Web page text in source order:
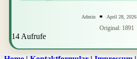
Admin April 28, 2026
Original: 1891
14 Aufrufe